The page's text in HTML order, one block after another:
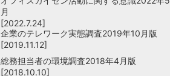
月
[2022.7.24]
企業のテレワーク実態調査2019年10月版
[2019.11.12]
総務担当者の環境調査2018年4月版
[2018.10.10]